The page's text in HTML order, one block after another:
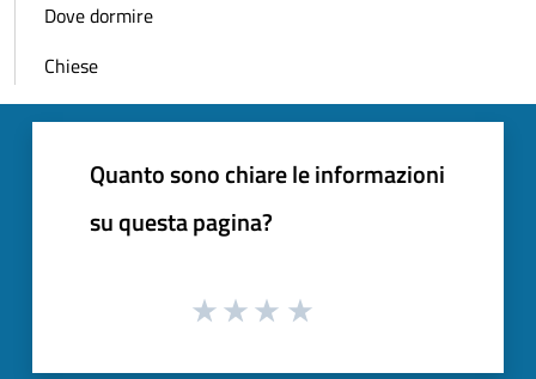
Dove dormire
Chiese
Quanto sono chiare le informazioni
su questa pagina?